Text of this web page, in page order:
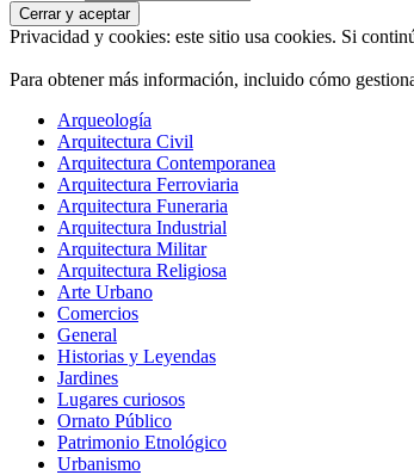
Privacidad y cookies: este sitio usa cookies. Si
Para obtener más información, incluido cómo
Arqueología
Arquitectura Civil
Arquitectura Contemporanea
Arquitectura Ferroviaria
Arquitectura Funeraria
Arquitectura Industrial
Arquitectura Militar
Arquitectura Religiosa
Arte Urbano
Comercios
General
Historias y Leyendas
Jardines
Lugares curiosos
Ornato Público
Patrimonio Etnológico
Urbanismo